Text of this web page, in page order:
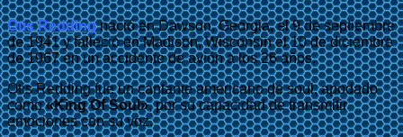
Otis Redding nació en Dawson, Georgia, el 9 de septiembre
de 1941 y falleció en Madison, Wisconsin el 10 de diciembre
de 1967 en un accidente de avión a los 26 años.
Otis Redding fue un cantante americano de soul, apodado
como«King Of Soul», por su capacidad de transmitir
emociones con su voz.